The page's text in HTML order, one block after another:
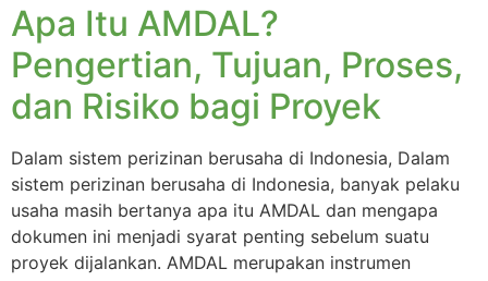
Apa Itu AMDAL?
Pengertian, Tujuan, Proses,
dan Risiko bagi Proyek
Dalam sistem perizinan berusaha di Indonesia, Dalam
sistem perizinan berusaha di Indonesia, banyak pelaku
usaha masih bertanya apa itu AMDAL dan mengapa
dokumen ini menjadi syarat penting sebelum suatu
proyek dijalankan. AMDAL merupakan instrumen